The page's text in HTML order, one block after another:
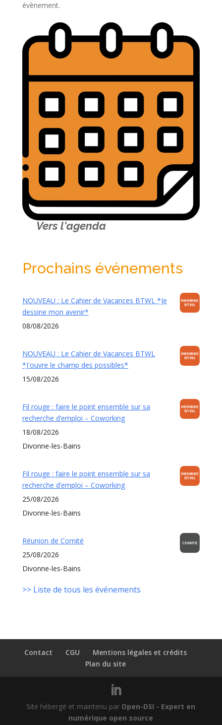
évènement.
Vers l'agenda
Prochains événements
NOUVEAU : Le Cahier de Vacances BTWL *Je
dessine mon avenir*
08/08/2026
NOUVEAU : Le Cahier de Vacances BTWL
*J'ouvre le champ des possibles*
15/08/2026
Fil rouge : faire le point ensemble sur sa
recherche d’emploi – Coworking
18/08/2026
Divonne-les-Bains
Fil rouge : faire le point ensemble sur sa
recherche d’emploi – Coworking
25/08/2026
Divonne-les-Bains
Réunion de Comité
25/08/2026
Divonne-les-Bains
>> Liste de tous les événements
Contact CGU
Mentions légales et crédits
Plan du site
Site hébergé et maintenu par Open-DSI - Expert en
numérique open source